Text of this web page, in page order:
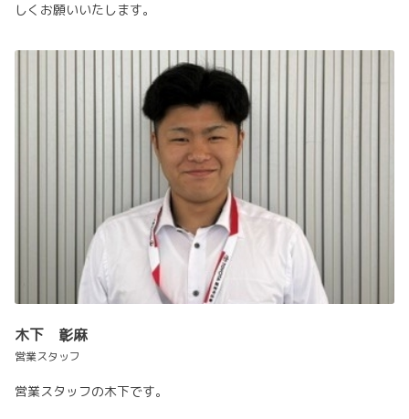
しくお願いいたします。
木下 彰麻
営業スタッフ
営業スタッフの木下です。